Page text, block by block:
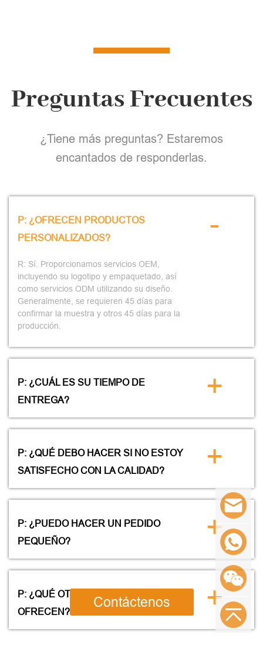
Preguntas Frecuentes
¿Tiene más preguntas? Estaremos
encantados de responderlas.
P: ¿OFRECEN PRODUCTOS
PERSONALIZADOS?
R: Sí. Proporcionamos servicios OEM,
incluyendo su logotipo y empaquetado, así
como servicios ODM utilizando su diseño.
Generalmente, se requieren 45 días para
confirmar la muestra y otros 45 días para la
producción.
-
P: ¿CUÁL ES SU TIEMPO DE
ENTREGA?
+
P: ¿QUÉ DEBO HACER SI NO ESTOY
SATISFECHO CON LA CALIDAD?
+
P: ¿PUEDO HACER UN PEDIDO
PEQUEÑO?
+
P: ¿QUÉ OTROS SERVICIOS
OFRECEN?
+
Contáctenos